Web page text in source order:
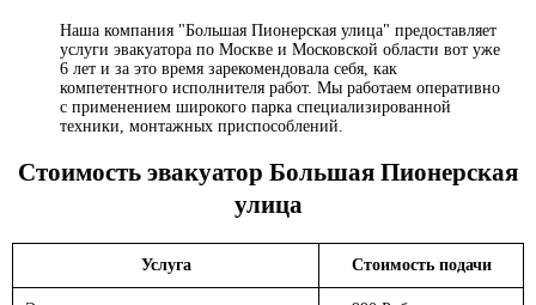
Наша компания "Большая Пионерская улица" предоставляет
услуги эвакуатора по Москве и Московской области вот уже
6 лет и за это время зарекомендовала себя, как
компетентного исполнителя работ. Мы работаем оперативно
с применением широкого парка специализированной
техники, монтажных приспособлений.
Стоимость эвакуатор Большая Пионерская
улица
Услуга Стоимость подачи